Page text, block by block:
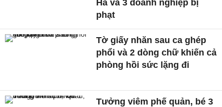
Hà và 3 doanh nghiệp bị
phạt
Tờ giấy nhăn sau ca ghép
phổi và 2 dòng chữ khiến cả
phòng hồi sức lặng đi
Tưởng viêm phế quản, bé 3